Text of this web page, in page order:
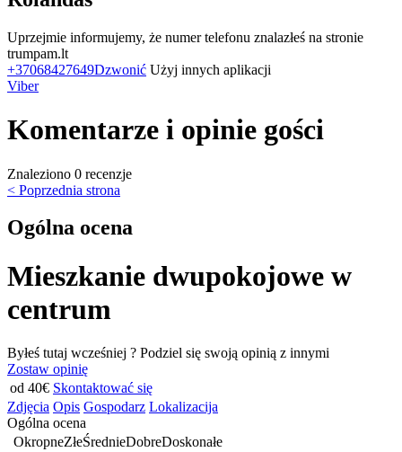
Uprzejmie informujemy, że numer telefonu znalazłeś na stronie
trumpam.lt
+37068427649Dzwonić Użyj innych aplikacji
Viber
Komentarze i opinie gości
Znaleziono 0 recenzje
< Poprzednia strona
Ogólna ocena
Mieszkanie dwupokojowe w
centrum
Byłeś tutaj wcześniej ? Podziel się swoją opinią z innymi
Zostaw opinię
od 40€ Skontaktować się
Zdjęcia Opis Gospodarz Lokalizacija
Ogólna ocena
OkropneZłeŚrednieDobreDoskonałe